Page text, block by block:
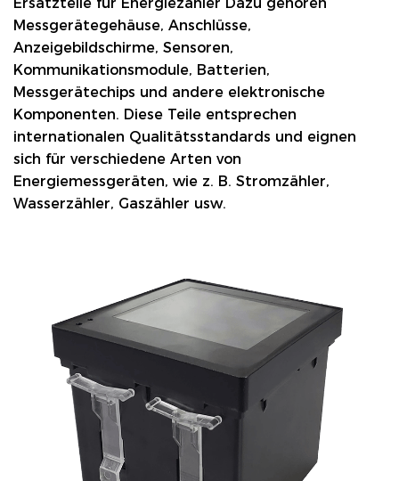
Messgerätegehäuse, Anschlüsse,
Anzeigebildschirme, Sensoren,
Kommunikationsmodule, Batterien,
Messgerätechips und andere elektronische
Komponenten. Diese Teile entsprechen
internationalen Qualitätsstandards und eignen
sich für verschiedene Arten von
Energiemessgeräten, wie z. B. Stromzähler,
Wasserzähler, Gaszähler usw.